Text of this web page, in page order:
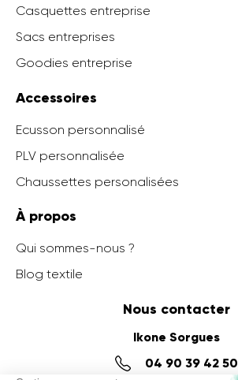
Casquettes entreprise
Sacs entreprises
Goodies entreprise
Accessoires
Ecusson personnalisé
PLV personnalisée
Chaussettes personalisées
À propos
Qui sommes-nous ?
Blog textile
Nous contacter
Ikone Sorgues
04 90 39 42 50